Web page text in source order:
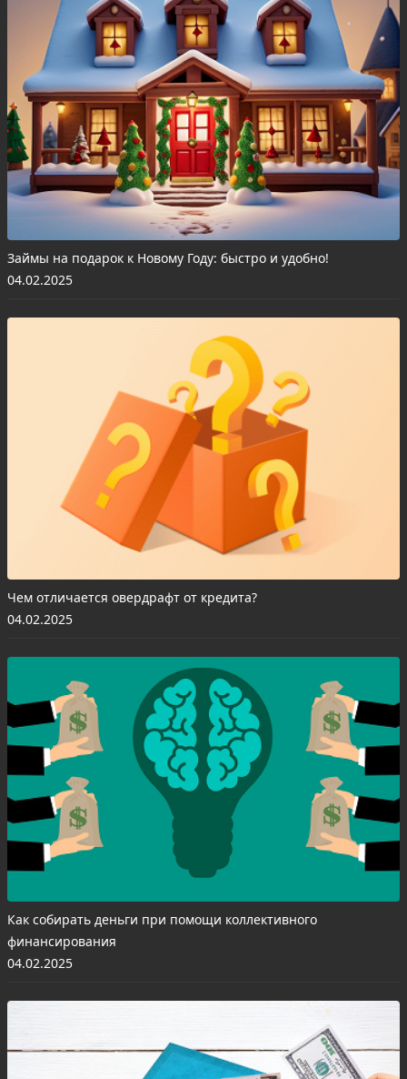
Займы на подарок к Новому Году: быстро и удобно!
04.02.2025
Чем отличается овердрафт от кредита?
04.02.2025
Как собирать деньги при помощи коллективного
финансирования
04.02.2025